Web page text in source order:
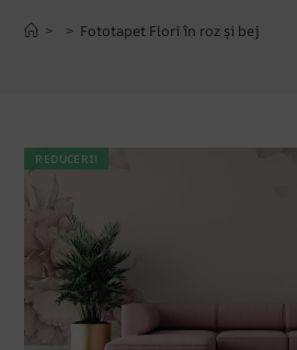
> > Fototapet Flori în roz și bej
REDUCERI!